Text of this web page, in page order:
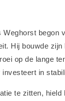
Weghorst begon
Hij bouwde
op de lange
in
te zitten,